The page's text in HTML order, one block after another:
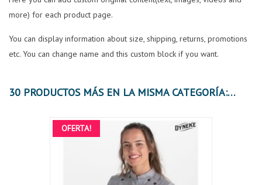
more) for each product page.
You can display information about size, shipping, returns, promotions
etc. You can change name and this custom block if you want.
30 PRODUCTOS MÁS EN LA MISMA CATEGORÍA:
OFERTA!